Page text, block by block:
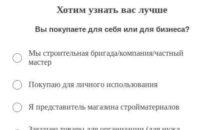
Хотим узнать вас лучше
Вы покупаете для себя или для бизнеса?
Мы строительная бригада/компания/частный
мастер
Покупаю для личного использования
Я представитель магазина стройматериалов